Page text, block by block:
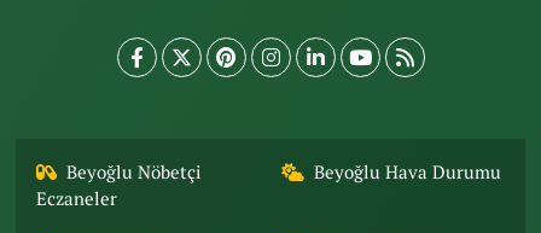
Beyoğlu Nöbetçi
Eczaneler
Beyoğlu Hava Durumu